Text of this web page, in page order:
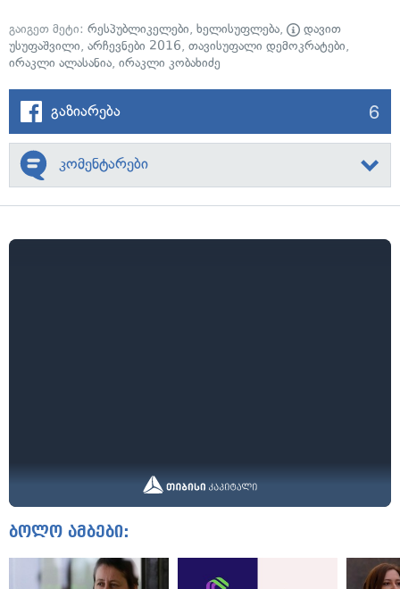
გაიგეთ მეტი: რესპუბლიკელები, ხელისუფლება,
დავით
უსუფაშვილი, არჩევნები 2016, თავისუფალი დემოკრატები,
ირაკლი ალასანია, ირაკლი კობახიძე
გაზიარება 6
კომენტარები
ბოლო ამბები: